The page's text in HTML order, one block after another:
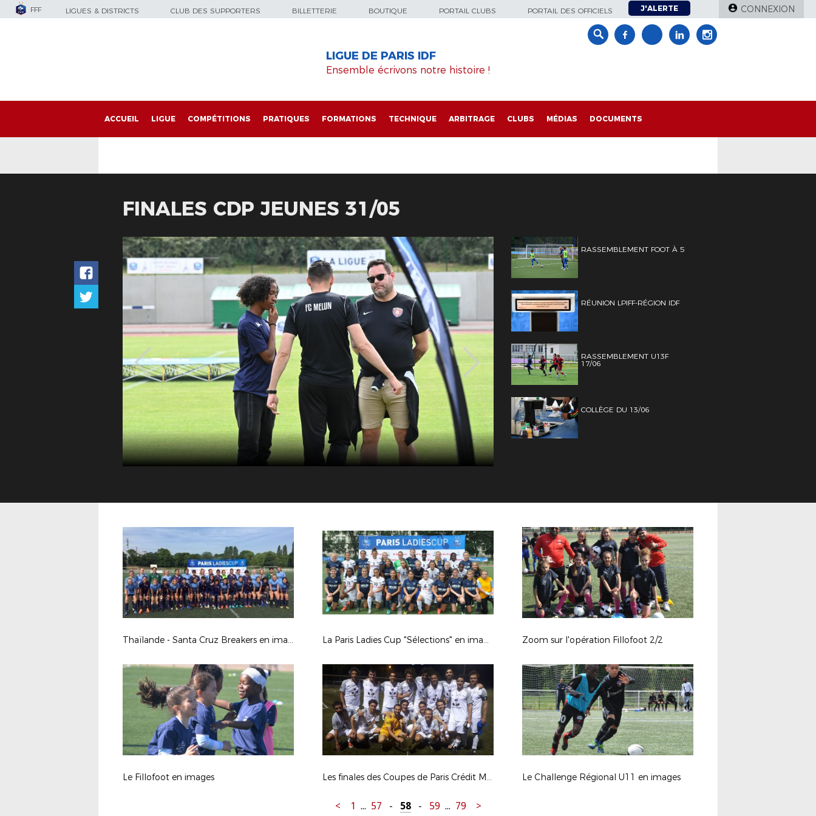
FFF LIGUES & DISTRICTS CLUB DES SUPPORTERS BILLETTERIE BOUTIQUE PORTAIL CLUBS PORTAIL DES OFFICIELS J'ALERTE CONNEXION
LIGUE DE PARIS IDF
Ensemble écrivons notre histoire !
ACCUEIL LIGUE COMPÉTITIONS PRATIQUES FORMATIONS TECHNIQUE ARBITRAGE CLUBS MÉDIAS DOCUMENTS
FINALES CDP JEUNES 31/05
RASSEMBLEMENT FOOT À 5
RÉUNION LPIFF-RÉGION IDF
RASSEMBLEMENT U13F
17/06
COLLÈGE DU 13/06
Thaïlande - Santa Cruz Breakers en images La Paris Ladies Cup "Sélections" en images Zoom sur l'opération Fillofoot 2/2
Le Fillofoot en images Les finales des Coupes de Paris Crédit Mutuel IDF Loisirs en images Le Challenge Régional U11 en images
< 1 ... 57 - 58 - 59 ... 79 >